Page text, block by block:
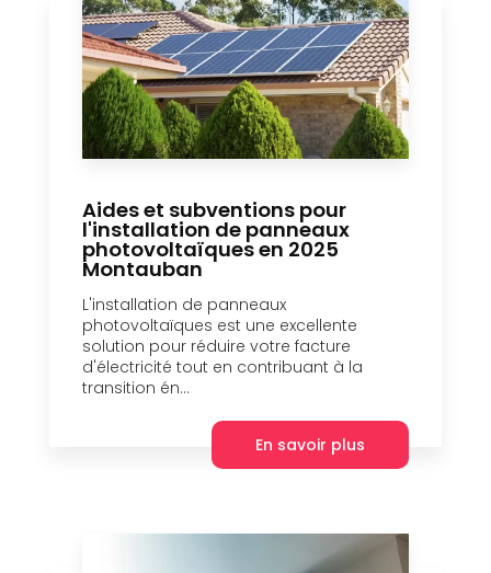
Aides et subventions pour
l'installation de panneaux
photovoltaïques en 2025
Montauban
L'installation de panneaux
photovoltaïques est une excellente
solution pour réduire votre facture
d'électricité tout en contribuant à la
transition én...
En savoir plus